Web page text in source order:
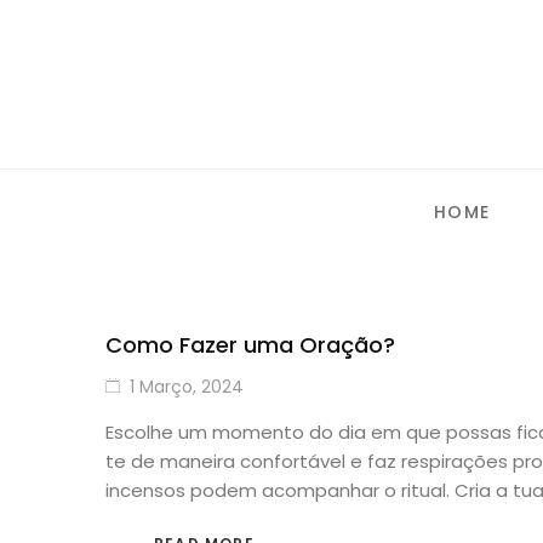
HOME
Como Fazer uma Oração?
1 Março, 2024
Escolhe um momento do dia em que possas
te de maneira confortável e faz respirações
incensos podem acompanhar o ritual. Cria a